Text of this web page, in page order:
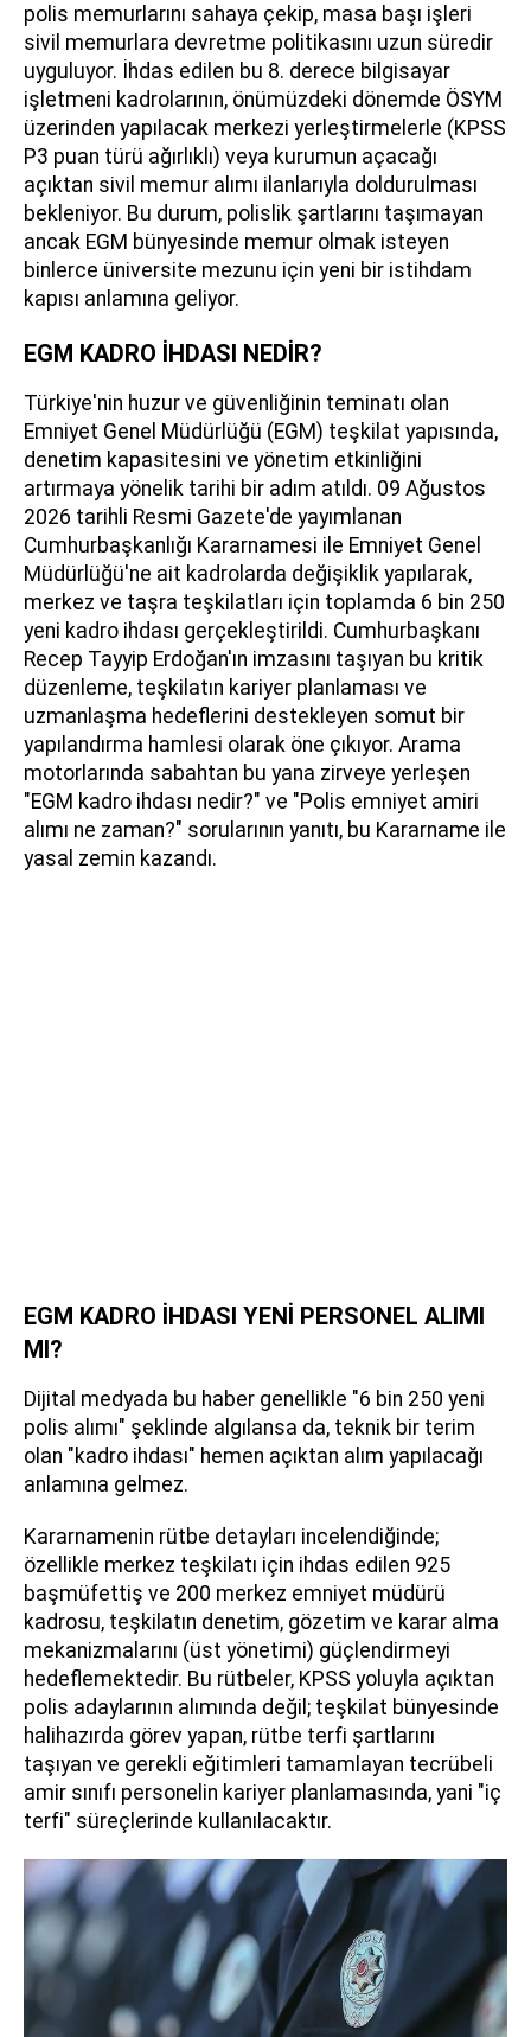
polis memurlarını sahaya çekip, masa başı işleri
sivil memurlara devretme politikasını uzun süredir
uyguluyor. İhdas edilen bu 8. derece bilgisayar
işletmeni kadrolarının, önümüzdeki dönemde ÖSYM
üzerinden yapılacak merkezi yerleştirmelerle (KPSS
P3 puan türü ağırlıklı) veya kurumun açacağı
açıktan sivil memur alımı ilanlarıyla doldurulması
bekleniyor. Bu durum, polislik şartlarını taşımayan
ancak EGM bünyesinde memur olmak isteyen
binlerce üniversite mezunu için yeni bir istihdam
kapısı anlamına geliyor.
EGM KADRO İHDASI NEDİR?
Türkiye'nin huzur ve güvenliğinin teminatı olan
Emniyet Genel Müdürlüğü (EGM) teşkilat yapısında,
denetim kapasitesini ve yönetim etkinliğini
artırmaya yönelik tarihi bir adım atıldı. 09 Ağustos
2026 tarihli Resmi Gazete'de yayımlanan
Cumhurbaşkanlığı Kararnamesi ile Emniyet Genel
Müdürlüğü'ne ait kadrolarda değişiklik yapılarak,
merkez ve taşra teşkilatları için toplamda 6 bin 250
yeni kadro ihdası gerçekleştirildi. Cumhurbaşkanı
Recep Tayyip Erdoğan'ın imzasını taşıyan bu kritik
düzenleme, teşkilatın kariyer planlaması ve
uzmanlaşma hedeflerini destekleyen somut bir
yapılandırma hamlesi olarak öne çıkıyor. Arama
motorlarında sabahtan bu yana zirveye yerleşen
"EGM kadro ihdası nedir?" ve "Polis emniyet amiri
alımı ne zaman?" sorularının yanıtı, bu Kararname ile
yasal zemin kazandı.
EGM KADRO İHDASI YENİ PERSONEL ALIMI
MI?
Dijital medyada bu haber genellikle "6 bin 250 yeni
polis alımı" şeklinde algılansa da, teknik bir terim
olan "kadro ihdası" hemen açıktan alım yapılacağı
anlamına gelmez.
Kararnamenin rütbe detayları incelendiğinde;
özellikle merkez teşkilatı için ihdas edilen 925
başmüfettiş ve 200 merkez emniyet müdürü
kadrosu, teşkilatın denetim, gözetim ve karar alma
mekanizmalarını (üst yönetimi) güçlendirmeyi
hedeflemektedir. Bu rütbeler, KPSS yoluyla açıktan
polis adaylarının alımında değil; teşkilat bünyesinde
halihazırda görev yapan, rütbe terfi şartlarını
taşıyan ve gerekli eğitimleri tamamlayan tecrübeli
amir sınıfı personelin kariyer planlamasında, yani "iç
terfi" süreçlerinde kullanılacaktır.